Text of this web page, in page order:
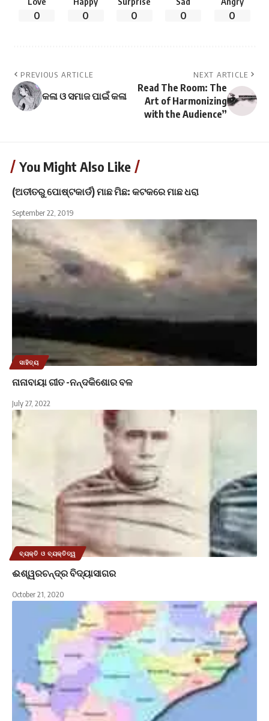
0 0 0 0 0
PREVIOUS ARTICLE
କଳା ଓ ସମାଜ ପାଇଁ କଳା
NEXT ARTICLE
Read The Room: The
Art of Harmonizing
with the Audience”
You Might Also Like
(ଅତୀତରୁ ପୋଷ୍ଟକାର୍ଡ) ମାଛ ମିଛ: କଟକରେ ମାଛ ଧରା
September 22, 2019
ସାହିତ୍ୟ
ନାନାବାୟା ଗୀତ -ନନ୍ଦକିଶୋର ବଳ
July 27, 2022
ବ୍ୟକ୍ତି ଓ ବ୍ୟକ୍ତିତ୍ୱ
ଈଶ୍ୱରଚନ୍ଦ୍ର ବିଦ୍ୟାସାଗର
October 21, 2020